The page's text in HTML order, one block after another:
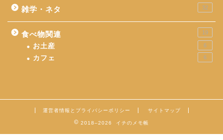
雑学・ネタ 32
食べ物関連 19
お土産 6
カフェ 6
運営者情報とプライバシーポリシー サイトマップ
2018–2026 イチのメモ帳